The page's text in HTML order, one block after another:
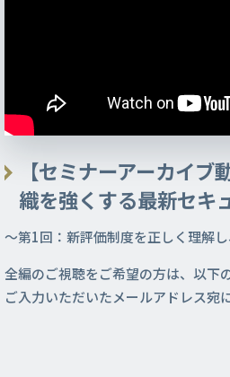
【セミナーアーカイ
織を強くする最新セキ
～第1回：新評価制度を正しく理解
全編のご視聴をご希望の方は、以下
ご入力いただいたメールアドレス宛